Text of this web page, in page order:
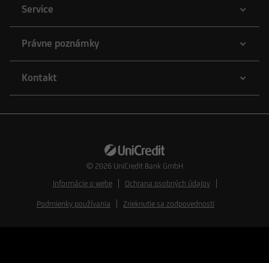
Service
Právne poznámky
Kontakt
© 2026 UniCredit Bank GmbH
Informácie o webe
Ochrana osobných údajov
Podmienky používania Zrieknutie sa zodpovednosti